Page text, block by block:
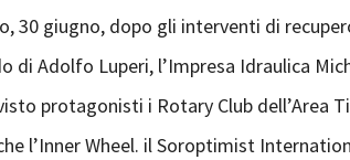
30 giugno, dopo gli interventi di
di Adolfo Luperi, l’Impresa Idraulica
protagonisti i Rotary Club dell’Area
l’Inner Wheel. il Soroptimist